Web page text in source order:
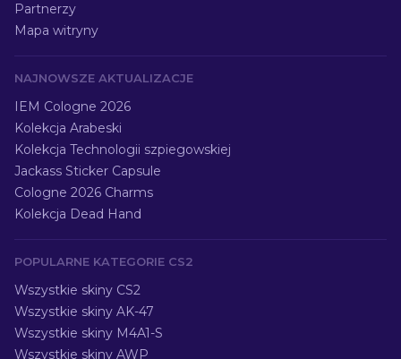
Partnerzy
Mapa witryny
NAJNOWSZE AKTUALIZACJE
IEM Cologne 2026
Kolekcja Arabeski
Kolekcja Technologii szpiegowskiej
Jackass Sticker Capsule
Cologne 2026 Charms
Kolekcja Dead Hand
POPULARNE KATEGORIE CS2
Wszystkie skiny CS2
Wszystkie skiny AK-47
Wszystkie skiny M4A1-S
Wszystkie skiny AWP